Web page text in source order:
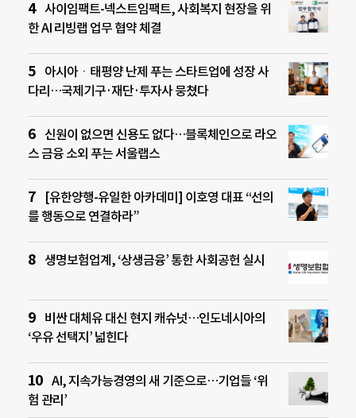
사이임팩트-넥스트임팩트, 사회복지 현장을 위
한 AI 리빙랩 업무 협약 체결
아시아ㆍ태평양 난제 푸는 스타트업에 성장 사
다리…국제기구·재단·투자사 뭉쳤다
신원이 없으면 신용도 없다…블록체인으로 라오
스 금융 소외 푸는 서울랩스
[유한양행-유일한 아카데미] 이호영 대표 “선의
를 행동으로 연결하라”
생명보험업계, ‘상생금융’ 통한 사회공헌 실시
비싼 대체유 대신 현지 캐슈넛…인도네시아의
‘우유 선택지’ 넓힌다
AI, 지속가능경영의 새 기준으로…기업들 ‘위
험 관리’